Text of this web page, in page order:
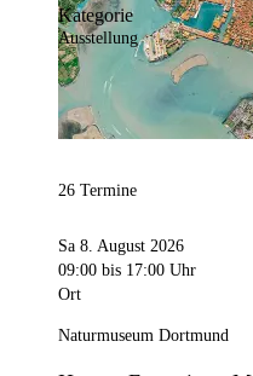
Kategorie
Ausstellung
26 Termine
Sa 8. August 2026
09:00 bis 17:00 Uhr
Ort
Naturmuseum Dortmund